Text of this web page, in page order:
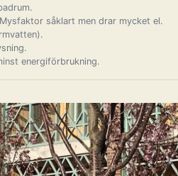
såklart men drar mycket el.
energiförbrukning.